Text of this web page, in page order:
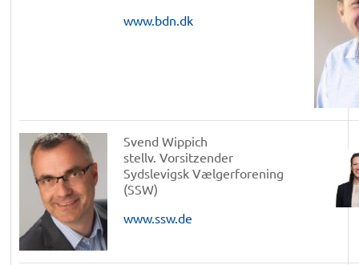
www.bdn.dk
Svend Wippich
stellv. Vorsitzender
Sydslevigsk Vælgerforening
(SSW)
www.ssw.de